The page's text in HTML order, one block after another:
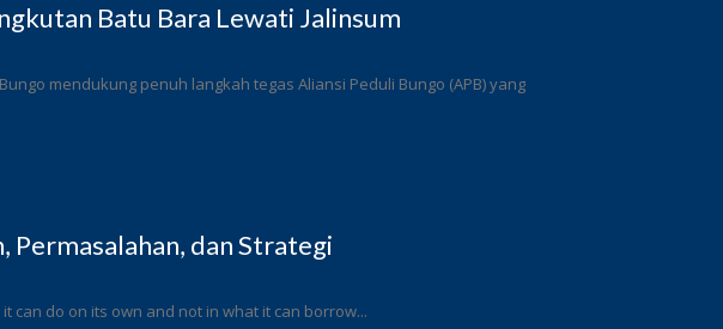
Batu Bara Lewati Jalinsum
mendukung penuh langkah tegas Aliansi Peduli Bungo (APB) yang
Permasalahan, dan Strategi
can do on its own and not in what it can borrow...